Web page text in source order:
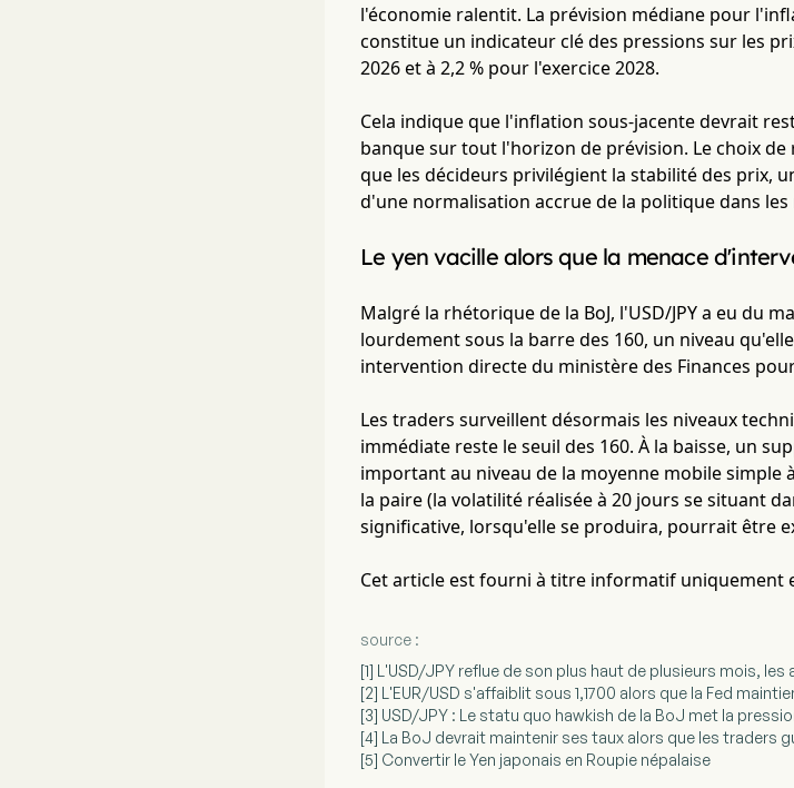
l'économie ralentit. La prévision médiane pour
constitue un indicateur clé des pressions sur les
2026 et à 2,2 % pour l'exercice 2028.
Cela indique que l'inflation sous-jacente devrait
banque sur tout l'horizon de prévision. Le choix
que les décideurs privilégient la stabilité des prix,
d'une normalisation accrue de la politique dans les
Le yen vacille alors que la menace
Malgré la rhétorique de la BoJ, l'USD/JPY a eu du
lourdement sous la barre des 160, un niveau
intervention directe du ministère des Finances
Les traders surveillent désormais les niveaux
immédiate reste le seuil des 160. À la baisse, un
important au niveau de la moyenne mobile simple
la paire (la volatilité réalisée à 20 jours se situant
significative, lorsqu'elle se produira, pourrait être
Cet article est fourni à titre informatif uniquement
source :
[1] L'USD/JPY reflue de son plus haut de plusieurs mois,
[2] L'EUR/USD s'affaiblit sous 1,1700 alors que la Fed
[3] USD/JPY : Le statu quo hawkish de la BoJ met la
[4] La BoJ devrait maintenir ses taux alors que les traders
[5] Convertir le Yen japonais en Roupie népalaise